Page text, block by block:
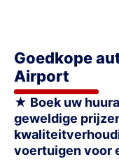
Goedkope
Airport
★ Boek uw
geweldige
voertuigen voor